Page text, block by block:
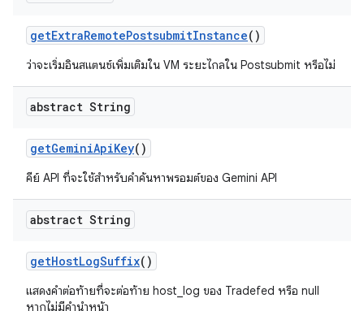
getExtraRemotePostsubmitInstance()
ว่าจะเริ่มอินสแตนซ์เพิ่มเติมใน VM ระยะไกลใน Postsubmit หรือไม่
abstract String
getGeminiApiKey()
คีย์ API ที่จะใช้สำหรับคำค้นหาพรอมต์ของ Gemini API
abstract String
getHostLogSuffix()
แสดงคำต่อท้ายที่จะต่อท้าย host_log ของ Tradefed หรือ null
หากไม่มีคำนำหน้า